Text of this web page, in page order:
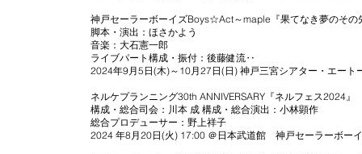
神戸セーラーボーイズBoys☆Act～maple『果てなき夢のその
脚本・演出：ほさかよう
音楽：大石憲一郎
ライブパート構成・振付：後藤健流‥
2024年9月5日(木)～10月27日(日) 神戸三宮シアター・エート
ネルケプランニング30th ANNIVERSARY『ネルフェス2024』
構成・総合司会：川本 成 構成・総合演出：小林顕作
総合プロデューサー：野上祥子
2024 年8月20日(火) 17:00 ＠日本武道館 神戸セーラーボー